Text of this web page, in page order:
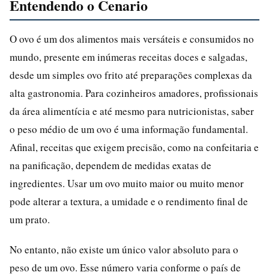
Entendendo o Cenario
O ovo é um dos alimentos mais versáteis e consumidos no
mundo, presente em inúmeras receitas doces e salgadas,
desde um simples ovo frito até preparações complexas da
alta gastronomia. Para cozinheiros amadores, profissionais
da área alimentícia e até mesmo para nutricionistas, saber
o peso médio de um ovo é uma informação fundamental.
Afinal, receitas que exigem precisão, como na confeitaria e
na panificação, dependem de medidas exatas de
ingredientes. Usar um ovo muito maior ou muito menor
pode alterar a textura, a umidade e o rendimento final de
um prato.
No entanto, não existe um único valor absoluto para o
peso de um ovo. Esse número varia conforme o país de